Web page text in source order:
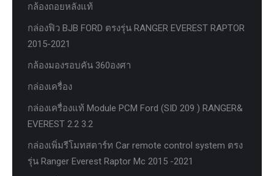
กล้องถอยหลังแท้
กล่องฟิว BJB FORD ตรงรุ่น RANGER EVEREST RAPTOR
2015-2021
กล้องมองรอบคัน 360องศา
กล่องเครื่อง
กล่องเครื่องแท้ Module PCM Ford (SID 209 ) RANGER&
EVEREST 2.2 3.2
กล่องเพิ่มรีโมทสตาร์ท Car remote control system ตรง
รุ่น Ranger Everest Raptor Mc 2015 -2021